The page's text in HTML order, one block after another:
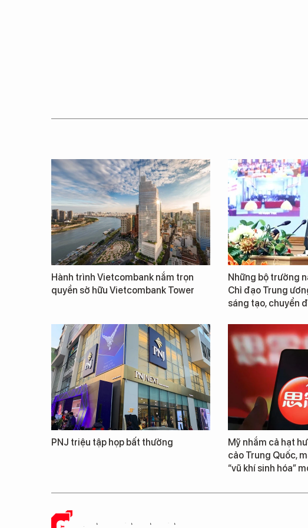
Hành trình Vietcombank nắm trọn
quyền sở hữu Vietcombank Tower
Những bộ trưởng
Chỉ đạo Trung
sáng tạo, chuyển
PNJ triệu tập họp bất thường
Mỹ nhắm cả hạt
cảo Trung Quốc,
“vũ khí sinh hóa”